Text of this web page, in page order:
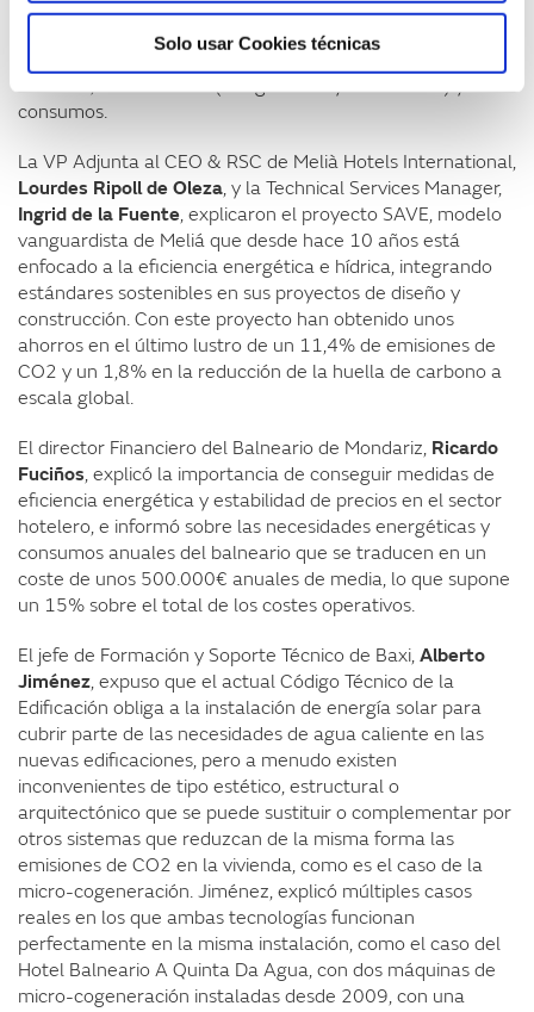
Solo usar Cookies técnicas
rentables a llevar a cabo tanto en la parte pasiva del
edificio (cerramientos, fachadas y cubiertas), como en la
consumos.
La VP Adjunta al CEO & RSC de Melià Hotels International,
Lourdes Ripoll de Oleza, y la Technical Services Manager,
Ingrid de la Fuente, explicaron el proyecto SAVE, modelo
vanguardista de Meliá que desde hace 10 años está
enfocado a la eficiencia energética e hídrica, integrando
estándares sostenibles en sus proyectos de diseño y
construcción. Con este proyecto han obtenido unos
ahorros en el último lustro de un 11,4% de emisiones de
CO2 y un 1,8% en la reducción de la huella de carbono a
escala global.
El director Financiero del Balneario de Mondariz, Ricardo
Fuciños, explicó la importancia de conseguir medidas de
eficiencia energética y estabilidad de precios en el sector
hotelero, e informó sobre las necesidades energéticas y
consumos anuales del balneario que se traducen en un
coste de unos 500.000€ anuales de media, lo que supone
un 15% sobre el total de los costes operativos.
El jefe de Formación y Soporte Técnico de Baxi, Alberto
Jiménez, expuso que el actual Código Técnico de la
Edificación obliga a la instalación de energía solar para
cubrir parte de las necesidades de agua caliente en las
nuevas edificaciones, pero a menudo existen
inconvenientes de tipo estético, estructural o
arquitectónico que se puede sustituir o complementar por
otros sistemas que reduzcan de la misma forma las
emisiones de CO2 en la vivienda, como es el caso de la
micro-cogeneración. Jiménez, explicó múltiples casos
reales en los que ambas tecnologías funcionan
perfectamente en la misma instalación, como el caso del
Hotel Balneario A Quinta Da Agua, con dos máquinas de
micro-cogeneración instaladas desde 2009, con una